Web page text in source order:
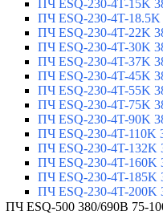
ПЧ ESQ-230-4T-15K
ПЧ ESQ-230-4T-
ПЧ ESQ-230-4T-22K
ПЧ ESQ-230-4T-30K
ПЧ ESQ-230-4T-37K
ПЧ ESQ-230-4T-45K
ПЧ ESQ-230-4T-55K
ПЧ ESQ-230-4T-75K
ПЧ ESQ-230-4T-90K
ПЧ ESQ-230-4T-110K
ПЧ ESQ-230-4T-132K
ПЧ ESQ-230-4T-160K
ПЧ ESQ-230-4T-185K
ПЧ ESQ-230-4T-200K
ПЧ ESQ-500 380/690В 75-